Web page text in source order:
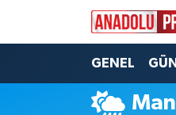
GENEL
Nöbetçi Eczaneler
Hava Durumu